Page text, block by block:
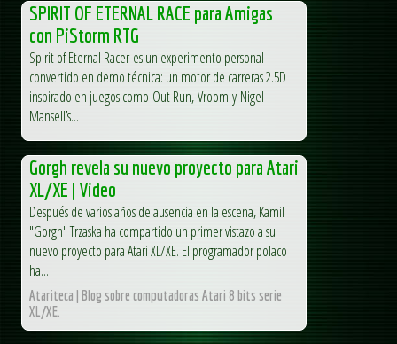
SPIRIT OF ETERNAL RACE para Amigas
con PiStorm RTG
Spirit of Eternal Racer es un experimento personal
convertido en demo técnica: un motor de carreras 2.5D
inspirado en juegos como Out Run, Vroom y Nigel
Mansell’s...
Gorgh revela su nuevo proyecto para Atari
XL/XE | Video
Después de varios años de ausencia en la escena, Kamil
"Gorgh" Trzaska ha compartido un primer vistazo a su
nuevo proyecto para Atari XL/XE. El programador polaco
ha...
Atariteca | Blog sobre computadoras Atari 8 bits serie
XL/XE.